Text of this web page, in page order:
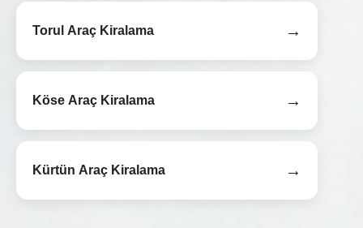
Torul Araç Kiralama →
Köse Araç Kiralama →
Kürtün Araç Kiralama →